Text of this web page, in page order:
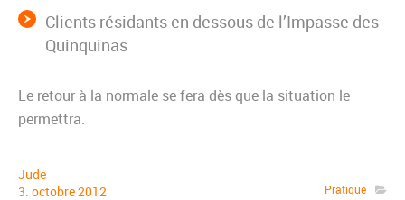
Clients résidants en dessous de l’Impasse des
Quinquinas
Le retour à la normale se fera dès que la situation le
permettra.
Jude
3. octobre2012 Pratique